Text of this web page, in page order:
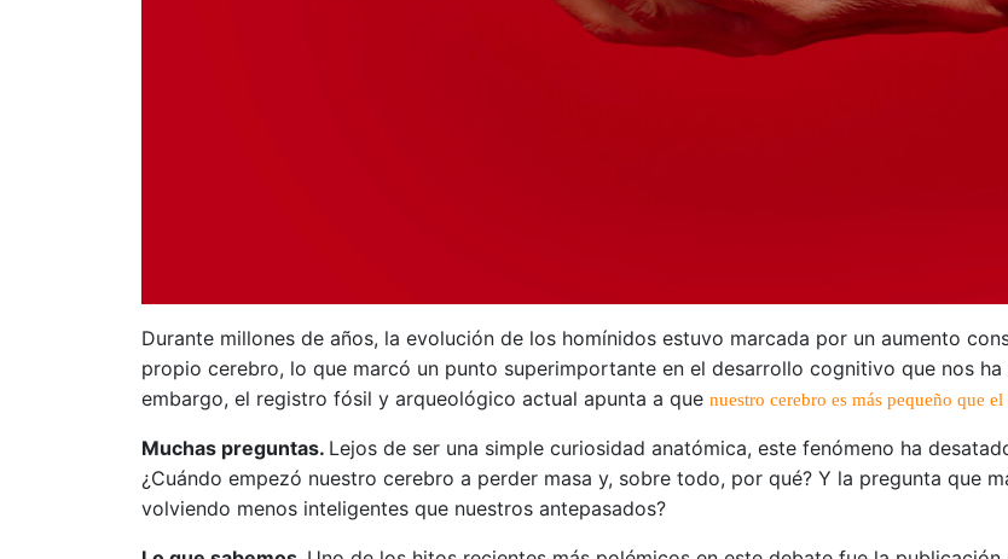
Durante millones de años, la evolución de los homínidos estuvo marcada por un aumento
propio cerebro, lo que marcó un punto superimportante en el desarrollo cognitivo que nos
embargo, el registro fósil y arqueológico actual apunta a que nuestro cerebro es más pequeño que el
Muchas preguntas. Lejos de ser una simple curiosidad anatómica, este fenómeno ha
¿Cuándo empezó nuestro cerebro a perder masa y, sobre todo, por qué? Y la pregunta que
volviendo menos inteligentes que nuestros antepasados?